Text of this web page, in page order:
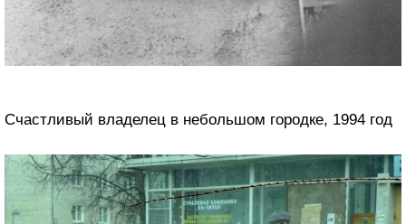
Счастливый владелец в небольшом городке, 1994 год